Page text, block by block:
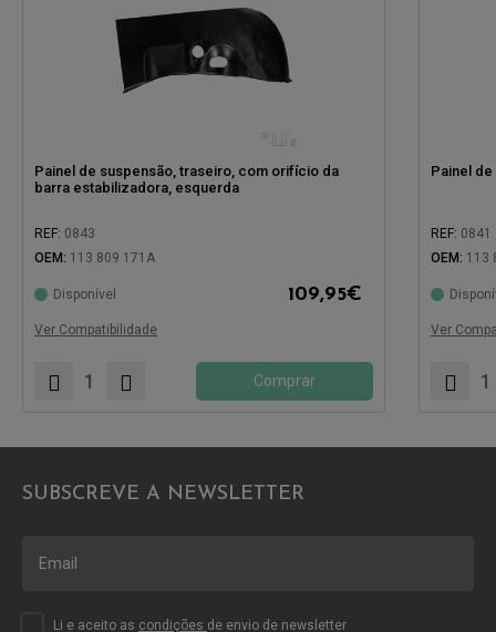
Painel de suspensão, traseiro, com orifício da
barra estabilizadora, esquerda
REF: 0843
OEM: 113 809 171A
Disponível 109,95€
Ver Compatibilidade
Comprar
Painel
REF: 0841
OEM: 113
Ver
SUBSCREVE A NEWSLETTER
Li e aceito as condições de envio de newsletter